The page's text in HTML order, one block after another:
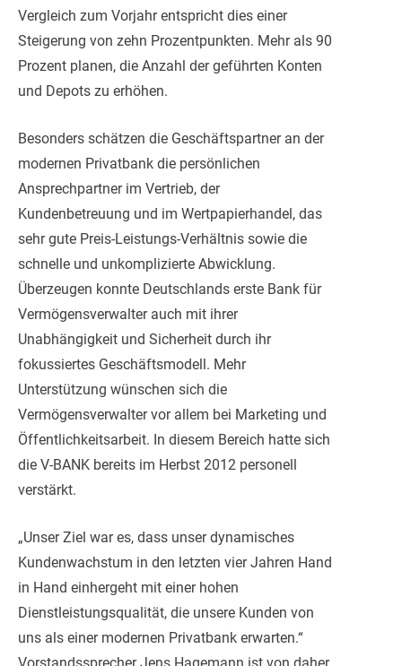
Vergleich zum Vorjahr entspricht dies einer
Steigerung von zehn Prozentpunkten. Mehr als 90
Prozent planen, die Anzahl der geführten Konten
und Depots zu erhöhen.
Besonders schätzen die Geschäftspartner an der
modernen Privatbank die persönlichen
Ansprechpartner im Vertrieb, der
Kundenbetreuung und im Wertpapierhandel, das
sehr gute Preis-Leistungs-Verhältnis sowie die
schnelle und unkomplizierte Abwicklung.
Überzeugen konnte Deutschlands erste Bank für
Vermögensverwalter auch mit ihrer
Unabhängigkeit und Sicherheit durch ihr
fokussiertes Geschäftsmodell. Mehr
Unterstützung wünschen sich die
Vermögensverwalter vor allem bei Marketing und
Öffentlichkeitsarbeit. In diesem Bereich hatte sich
die V-BANK bereits im Herbst 2012 personell
verstärkt.
„Unser Ziel war es, dass unser dynamisches
Kundenwachstum in den letzten vier Jahren Hand
in Hand einhergeht mit einer hohen
Dienstleistungsqualität, die unsere Kunden von
uns als einer modernen Privatbank erwarten.“